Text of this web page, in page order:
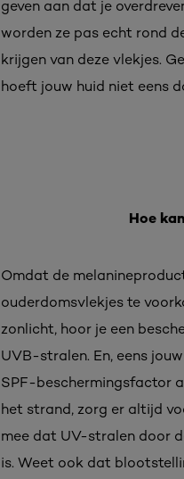
geven aan dat je
worden ze pas echt rond
krijgen van deze vlekjes.
hoeft jouw huid niet eens
Hoe
Omdat de
ouderdomsvlekjes te
zonlicht, hoor je een
UVB-stralen. En, eens
SPF-beschermingsfactor
het strand, zorg er altijd
mee dat UV-stralen door
is. Weet ook dat